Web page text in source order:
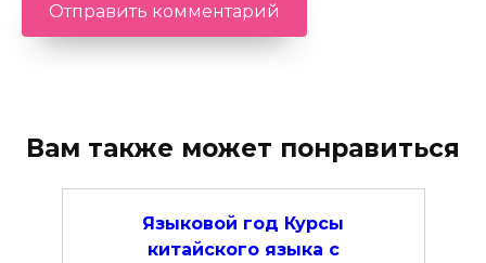
Вам также может понравиться
Языковой год Курсы
китайского языка с